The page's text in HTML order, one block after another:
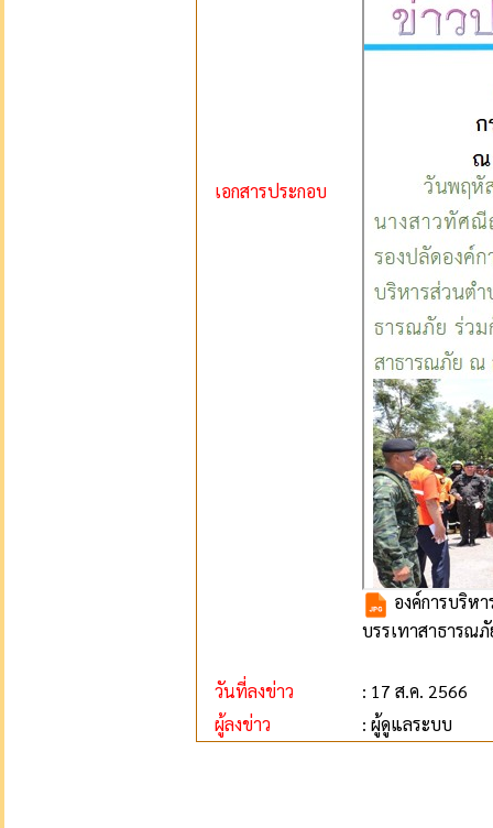
เอกสารประกอบ
องค์การบริห
บรรเทาสาธารณ
วันที่ลงข่าว
: 17 ส.ค. 2566
ผู้ลงข่าว
: ผู้ดูแลระบบ